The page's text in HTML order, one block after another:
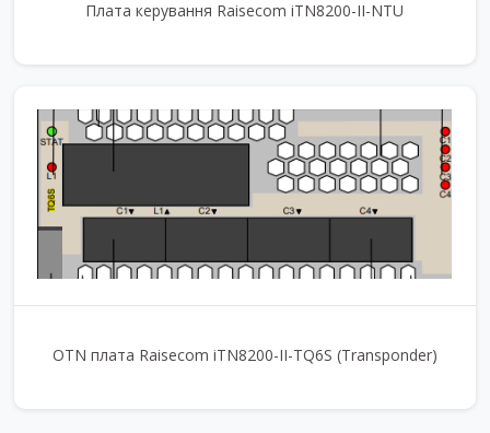
Плата керування Raisecom iTN8200-II-NTU
OTN плата Raisecom iTN8200-II-TQ6S (Transponder)